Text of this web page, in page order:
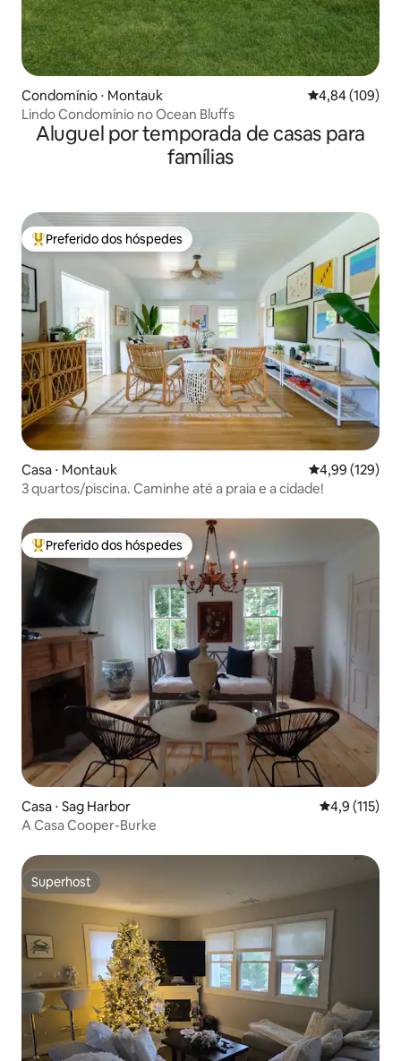
Condomínio ⋅ Montauk 4,84 de uma
4,84 (109)
Lindo Condomínio no Ocean Bluffs
Aluguel por temporada de casas para
famílias
Entre os melhores preferidos dos hóspedes
Preferido dos hóspedes
Casa ⋅ Montauk 4,99 de uma
4,99 (129)
3 quartos/piscina. Caminhe até a praia e a cidade!
Entre os melhores preferidos dos hóspedes
Preferido dos hóspedes
Casa ⋅ Sag Harbor 4,9 de uma
4,9 (115)
A Casa Cooper-Burke
Superhost
Superhost